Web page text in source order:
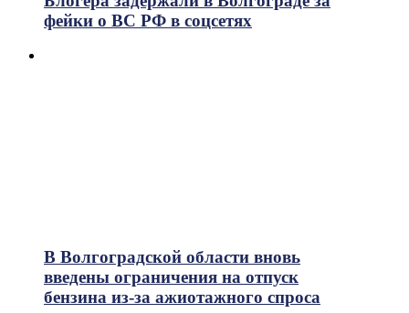
фейки о ВС РФ в соцсетях
В Волгоградской области вновь
введены ограничения на отпуск
бензина из-за ажиотажного спроса